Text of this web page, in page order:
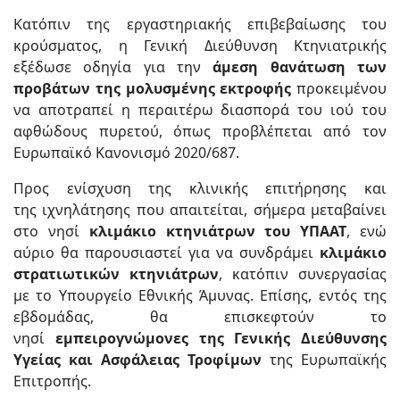
Κατόπιν της εργαστηριακής επιβεβαίωσης του
κρούσματος, η Γενική Διεύθυνση Κτηνιατρικής
εξέδωσε οδηγία για τηνάμεση θανάτωση των
προβάτων της μολυσμένης εκτροφής προκειμένου
να αποτραπεί η περαιτέρω διασπορά του ιού του
αφθώδους πυρετού, όπως προβλέπεται από τον
Ευρωπαϊκό Κανονισμό 2020/687.
Προς ενίσχυση της κλινικής επιτήρησης και
της ιχνηλάτησης που απαιτείται, σήμερα μεταβαίνει
στο νησί κλιμάκιο κτηνιάτρων του ΥΠΑΑΤ, ενώ
αύριο θα παρουσιαστεί για να συνδράμει κλιμάκιο
στρατιωτικών κτηνιάτρων, κατόπιν συνεργασίας
με το Υπουργείο Εθνικής Άμυνας. Επίσης, εντός της
εβδομάδας, θα επισκεφτούν το
νησί εμπειρογνώμονες της Γενικής Διεύθυνσης
Υγείας και Ασφάλειας Τροφίμων της Ευρωπαϊκής
Επιτροπής.